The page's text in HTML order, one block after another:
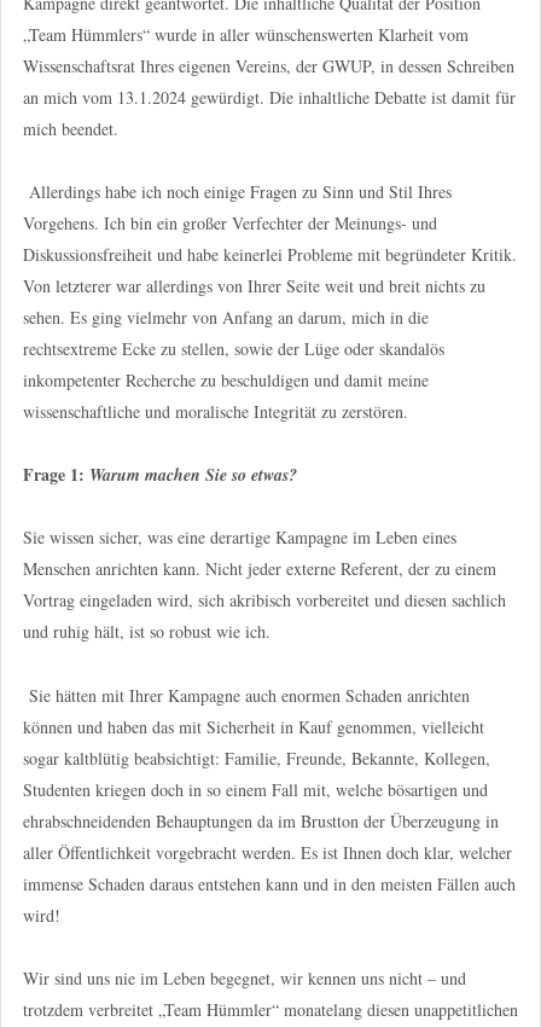
„Team Hümmlers“ wurde in aller wünschenswerten Klarheit vom
Wissenschaftsrat Ihres eigenen Vereins, der GWUP, in dessen Schreiben
an mich vom 13.1.2024 gewürdigt. Die inhaltliche Debatte ist damit für
mich beendet.
Allerdings habe ich noch einige Fragen zu Sinn und Stil Ihres
Vorgehens. Ich bin ein großer Verfechter der Meinungs- und
Diskussionsfreiheit und habe keinerlei Probleme mit begründeter Kritik.
Von letzterer war allerdings von Ihrer Seite weit und breit nichts zu
sehen. Es ging vielmehr von Anfang an darum, mich in die
rechtsextreme Ecke zu stellen, sowie der Lüge oder skandalös
inkompetenter Recherche zu beschuldigen und damit meine
wissenschaftliche und moralische Integrität zu zerstören.
Frage 1: Warum machen Sie so etwas?
Sie wissen sicher, was eine derartige Kampagne im Leben eines
Menschen anrichten kann. Nicht jeder externe Referent, der zu einem
Vortrag eingeladen wird, sich akribisch vorbereitet und diesen sachlich
und ruhig hält, ist so robust wie ich.
Sie hätten mit Ihrer Kampagne auch enormen Schaden anrichten
können und haben das mit Sicherheit in Kauf genommen, vielleicht
sogar kaltblütig beabsichtigt: Familie, Freunde, Bekannte, Kollegen,
Studenten kriegen doch in so einem Fall mit, welche bösartigen und
ehrabschneidenden Behauptungen da im Brustton der Überzeugung in
aller Öffentlichkeit vorgebracht werden. Es ist Ihnen doch klar, welcher
immense Schaden daraus entstehen kann und in den meisten Fällen auch
wird!
Wir sind uns nie im Leben begegnet, wir kennen uns nicht – und
trotzdem verbreitet „Team Hümmler“ monatelang diesen unappetitlichen